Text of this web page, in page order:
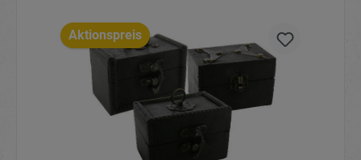
Aktionspreis